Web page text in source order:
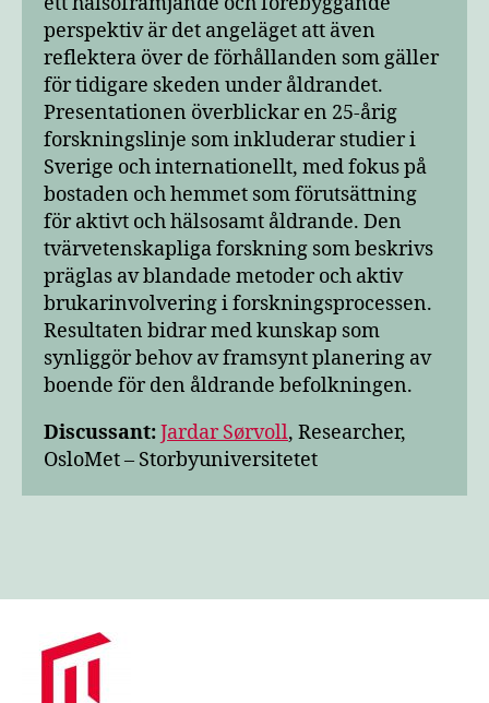
perspektiv är det angeläget att även
reflektera över de förhållanden som gäller
för tidigare skeden under åldrandet.
Presentationen överblickar en 25-årig
forskningslinje som inkluderar studier i
Sverige och internationellt, med fokus på
bostaden och hemmet som förutsättning
för aktivt och hälsosamt åldrande. Den
tvärvetenskapliga forskning som beskrivs
präglas av blandade metoder och aktiv
brukarinvolvering i forskningsprocessen.
Resultaten bidrar med kunskap som
synliggör behov av framsynt planering av
boende för den åldrande befolkningen.
Discussant:Jardar Sørvoll, Researcher,
OsloMet – Storbyuniversitetet